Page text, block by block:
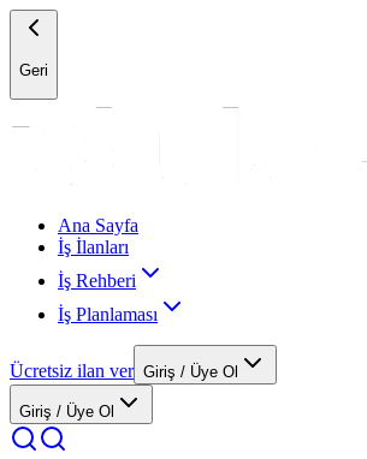
Geri
Ana Sayfa
İş İlanları
İş Rehberi
İş Planlaması
Ücretsiz ilan ver Giriş / Üye Ol
Giriş / Üye Ol